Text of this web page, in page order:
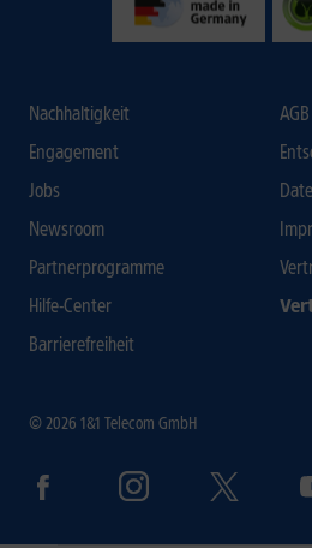
Nachhaltigkeit
Engagement
Jobs
Newsroom
Partnerprogramme
Hilfe-Center
Barrierefreiheit
AGB
© 2026 1&1 Telecom GmbH